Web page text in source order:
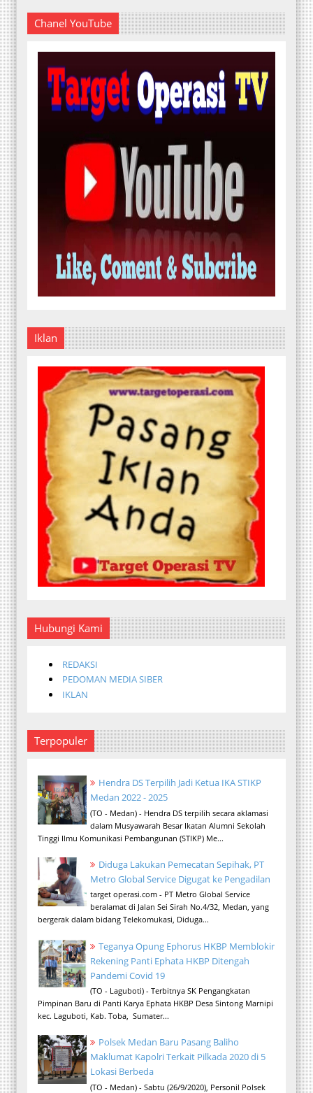
Chanel YouTube
Iklan
Hubungi Kami
REDAKSI
PEDOMAN MEDIA SIBER
IKLAN
Terpopuler
Hendra DS Terpilih Jadi Ketua IKA STIKP
Medan 2022 - 2025
(TO - Medan) - Hendra DS terpilih secara aklamasi
dalam Musyawarah Besar Ikatan Alumni Sekolah
Tinggi Ilmu Komunikasi Pembangunan (STIKP) Me...
Diduga Lakukan Pemecatan Sepihak, PT
Metro Global Service Digugat ke Pengadilan
target operasi.com - PT Metro Global Service
beralamat di Jalan Sei Sirah No.4/32, Medan, yang
bergerak dalam bidang Telekomukasi, Diduga...
Teganya Opung Ephorus HKBP Memblokir
Rekening Panti Ephata HKBP Ditengah
Pandemi Covid 19
(TO - Laguboti) - Terbitnya SK Pengangkatan
Pimpinan Baru di Panti Karya Ephata HKBP Desa Sintong Marnipi
kec. Laguboti, Kab. Toba, Sumater...
Polsek Medan Baru Pasang Baliho
Maklumat Kapolri Terkait Pilkada 2020 di 5
Lokasi Berbeda
(TO - Medan) - Sabtu (26/9/2020), Personil Polsek